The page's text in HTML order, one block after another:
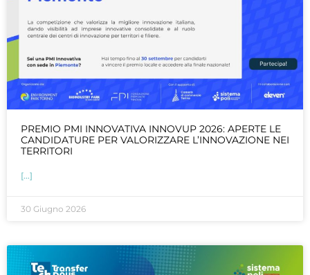
PREMIO PMI INNOVATIVA INNOVUP 2026: APERTE LE
CANDIDATURE PER VALORIZZARE L’INNOVAZIONE NEI
TERRITORI
[...]
30 Giugno 2026